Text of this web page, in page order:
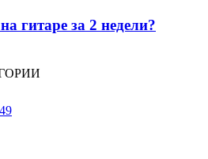
гитаре за 2 недели?